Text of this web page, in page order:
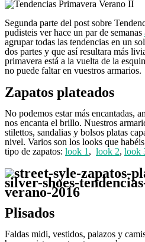
Segunda parte del post sobre
pudisteis ver hace un par de semanas
agrupar todas las tendencias en un
dos partes y que así resultara más
primavera está a la vuelta de la
no puede faltar en vuestros armarios.
Zapatos plateados
No podemos estar más encantadas,
nos encanta el brillo. Nuestros
stilettos, sandalias y bolsos platas
nivel. Varios son los looks que
tipo de zapatos: look 1 , look 2, look
Plisados
Faldas midi, vestidos, palazos y